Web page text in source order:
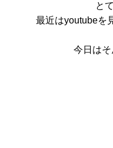
と
最近はyoutubeを
今日はそ